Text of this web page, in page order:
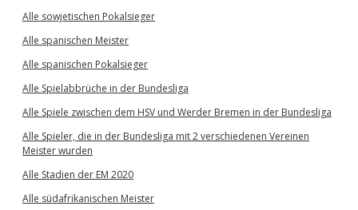
Alle sowjetischen Pokalsieger
Alle spanischen Meister
Alle spanischen Pokalsieger
Alle Spielabbrüche in der Bundesliga
Alle Spiele zwischen dem HSV und Werder Bremen in der Bundesliga
Alle Spieler, die in der Bundesliga mit 2 verschiedenen Vereinen
Meister wurden
Alle Stadien der EM 2020
Alle südafrikanischen Meister